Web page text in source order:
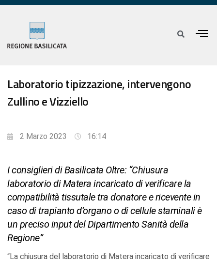
Laboratorio tipizzazione, intervengono
Zullino e Vizziello
2 Marzo 2023 16:14
I consiglieri di Basilicata Oltre: “Chiusura
laboratorio di Matera incaricato di verificare la
compatibilità tissutale tra donatore e ricevente in
caso di trapianto d’organo o di cellule staminali è
un preciso input del Dipartimento Sanità della
Regione”
“La chiusura del laboratorio di Matera incaricato di verificare